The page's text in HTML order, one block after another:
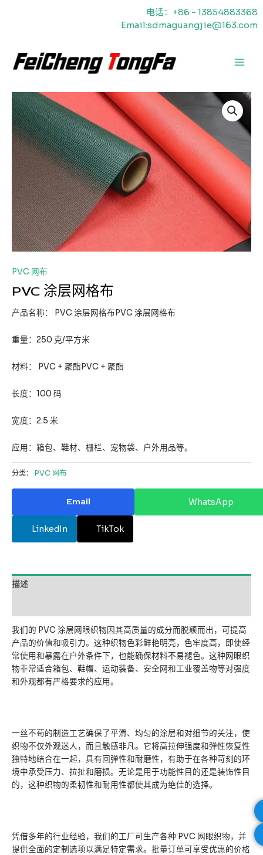
电话：+86 - 13854883368
Email:sdmaguangjie@163.com
菜
单
PVC 网布
PVC 涂层网格布
产品名称： PVC 涂层网格布PVC 涂层网格布
重量：250 克/平方米
材料： PVC + 聚酯PVC + 聚酯
长度：100 码
宽度：2.5 米
应用：箱包、鞋材、栅栏、宠物袋、户外用品等。
分类： PVC 网布
Email WhatsApp
LinkedIn TikTok
描述
我们的 PVC 涂层网眼织物因其高质量的成分而脱颖而出，可提高
产品的价值和吸引力。这种织物色彩鲜艳明亮，色牢度高，即使经
常使用和暴露在户外条件下，也能确保材料不易褪色。这种网眼织
物非常适合箱包、鞋帽、运动装备、安全网和工业覆盖物等对强度
和外观都有严格要求的应用。
一丝不苟的制造工艺确保了平滑、均匀的涂层和对细节的关注，使
织物不仅外观迷人，而且触感非凡。它将高拉伸强度和弹性恢复性
独特地结合在一起，具有回弹性和耐磨性，有助于在各种苛刻的环
境中承受压力、拉扯和磨损。无论是用于功能性目的还是装饰性目
的，这种织物的柔韧性和耐用性都使其成为绝佳的选择。
凭借多年的行业经验，我们的工厂可生产各种 PVC 网眼织物，并
提供全面的定制选项以满足特定需求。批量订单可享受优惠的价格